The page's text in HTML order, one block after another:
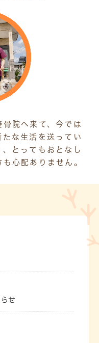
院へ来て、今では
な生活を送ってい
とってもおとなし
心配ありません。
せ